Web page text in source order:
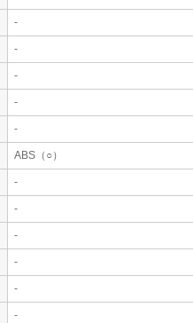
-
-
-
-
-
ABS（○）
-
-
-
-
-
-